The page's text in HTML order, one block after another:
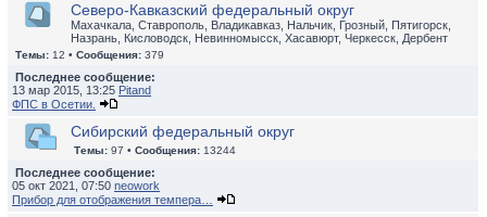
Северо-Кавказский федеральный округ
Махачкала, Ставрополь, Владикавказ, Нальчик, Грозный, Пятигорск,
Назрань, Кисловодск, Невинномысск, Хасавюрт, Черкесск, Дербент
Темы: 12 • Сообщения: 379
Последнее сообщение:
13 мар 2015, 13:25 Pitand
ФПС в Осетии.
Сибирский федеральный округ
Темы: 97 • Сообщения: 13244
Последнее сообщение:
05 окт 2021, 07:50 neowork
Прибор для отображения темпера…